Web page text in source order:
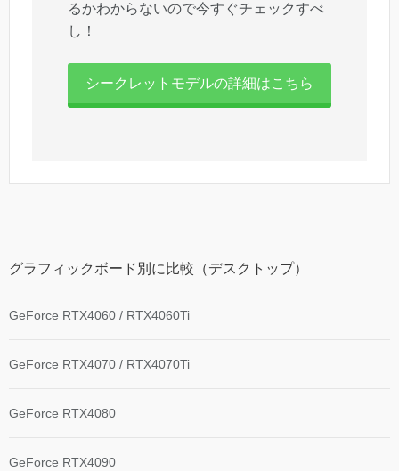
るかわからないので今すぐチェックすべ
し！
シークレットモデルの詳細はこちら
グラフィックボード別に比較（デスクトップ）
GeForce RTX4060 / RTX4060Ti
GeForce RTX4070 / RTX4070Ti
GeForce RTX4080
GeForce RTX4090